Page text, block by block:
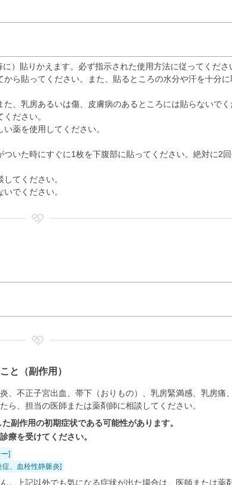
）貼りかえます。必ず指示された使用方法に従ってくださ
ら貼ってください。また、貼るところの水分や汗を十分
、乳房あるいは傷、皮膚病のあるところには貼らないでく
ださい。
薬を使用してください。
いた時にすぐに1枚を下腹部に貼ってください。絶対に2
てください。
でください。
と（副作用）
、不正子宮出血、帯下（おりもの）、乳房緊満感、乳房痛
ら、担当の医師または薬剤師に相談してください。
た副作用の初期症状である可能性があります。
療を受けてください。
]
症、血栓性静脈炎]
。上記以外でも気になる症状が出た場合は、医師または薬